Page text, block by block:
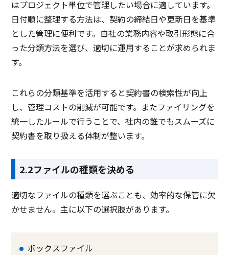
はプロジェクト単位で管理したい場合に適しています。
日付順に整理する方法は、契約の締結日や更新日を基準
とした管理に便利です。自社の業務内容や取引形態に合
った分類方法を選び、適切に運用することが求められま
す。
これらの分類基準を活用すると契約書の検索性が向上
し、管理コストの削減が可能です。またファイリングを
統一したルールで行うことで、社内の誰でもスムーズに
契約書を取り扱える体制が整います。
2.2ファイルの種類を決める
適切なファイルの種類を選ぶことも、効率的な保管に欠
かせません。主に以下の選択肢があります。
ボックスファイル